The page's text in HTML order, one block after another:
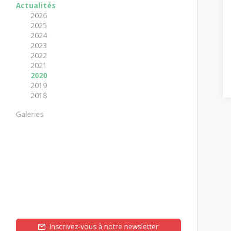
Actualités
2026
2025
2024
2023
2022
2021
2020
2019
2018
Galeries
Inscrivez-vous à notre newsletter